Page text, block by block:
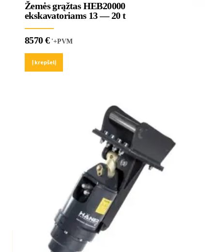
Žemės grąžtas HEB20000
ekskavatoriams 13 — 20 t
8570€'+PVM
Į krepšelį